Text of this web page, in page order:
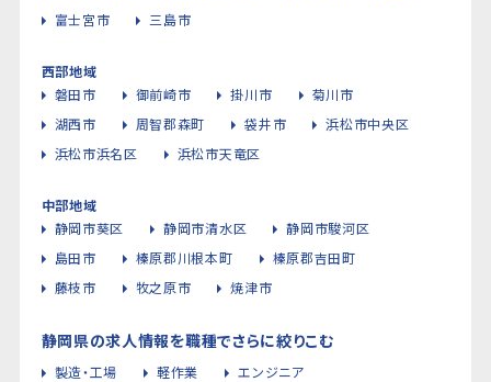
富士宮市
三島市
西部地域
磐田市
御前崎市 掛川市
菊川市
湖西市
周智郡森町 袋井市
浜松市中央区
浜松市浜名区
浜松市天竜区
中部地域
静岡市葵区
静岡市清水区
静岡市駿河区
島田市
榛原郡川根本町
榛原郡吉田町
藤枝市
牧之原市 焼津市
静岡県の求人情報を職種でさらに絞りこむ
製造・工場 軽作業
エンジニア